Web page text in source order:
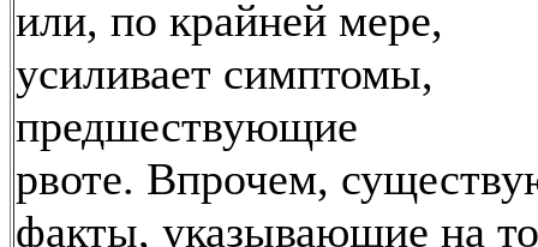
или, по крайней мере,
усиливает симптомы,
предшествующие
рвоте. Впрочем,
факты, указывающие на